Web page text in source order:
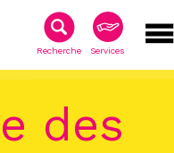
Recherche Services
des